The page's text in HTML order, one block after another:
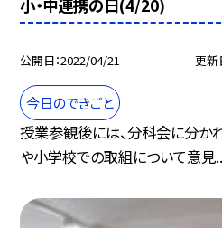
小・中連携の日(4/20)
公開日 2022/04/21 更新
今日のできごと
授業参観後には、分科会に分か
や小学校での取組について意見